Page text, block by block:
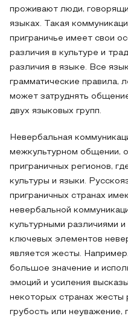
проживают люди,
языках. Такая
приграничье имеет свои
различия в культуре и
различия в языке. Все
грамматические правила,
может затруднять
двух языковых групп.
Невербальная
межкультурном общении,
приграничных регионов,
культуры и языки.
приграничных странах
невербальной
культурными различиями
ключевых элементов
является жесты.
большое значение и
эмоций и усиления
некоторых странах жесты
грубость или